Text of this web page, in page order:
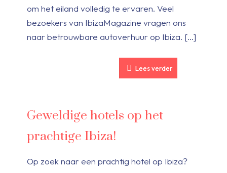
om het eiland volledig te ervaren. Veel
bezoekers van IbizaMagazine vragen ons
naar betrouwbare autoverhuur op Ibiza. […]
Lees verder
Geweldige hotels op het
prachtige Ibiza!
Op zoek naar een prachtig hotel op Ibiza?